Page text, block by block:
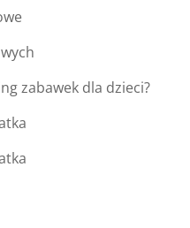
zabawek dla dzieci?